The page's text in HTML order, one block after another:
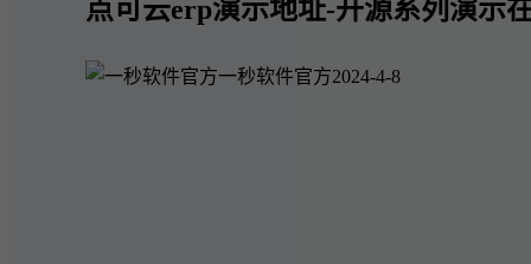
点可云erp演示地址-开源系列演示
一秒软件官方2024-4-8